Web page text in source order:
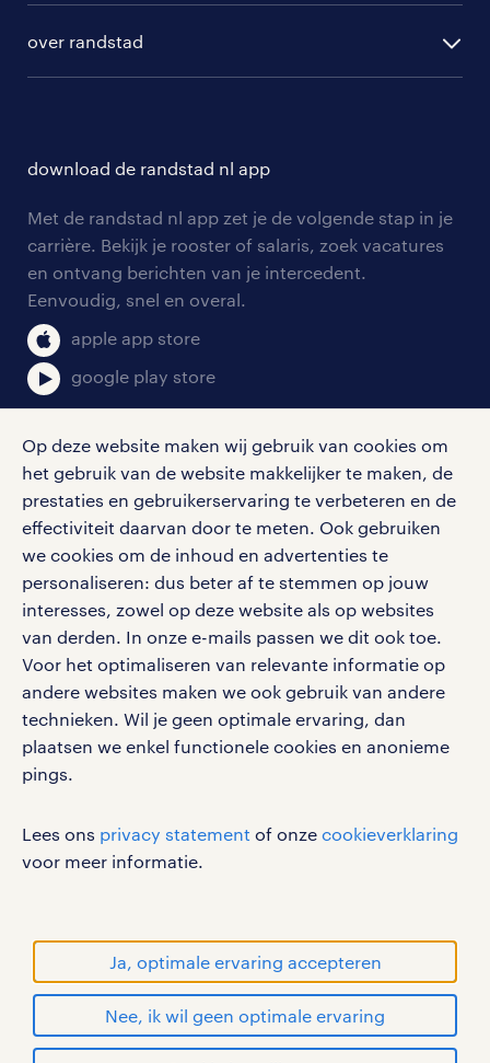
Op deze website maken wij gebruik van cookies om
het gebruik van de website makkelijker te maken, de
prestaties en gebruikerservaring te verbeteren en de
effectiviteit daarvan door te meten. Ook gebruiken
we cookies om de inhoud en advertenties te
personaliseren: dus beter af te stemmen op jouw
interesses, zowel op deze website als op websites
van derden. In onze e-mails passen we dit ook toe.
Voor het optimaliseren van relevante informatie op
andere websites maken we ook gebruik van andere
technieken. Wil je geen optimale ervaring, dan
plaatsen we enkel functionele cookies en anonieme
pings.
Lees ons privacy statement of onze cookieverklaring
voor meer informatie.
Ja, optimale ervaring accepteren
Nee, ik wil geen optimale ervaring
randstad digital
hr-diensten
branches
tarieven
personeel gezocht
aanmelden nieuwsbrief
solliciteren
blogs en artikelen
salarischecker
bruto-netto calculator
over randstad
onze vestigingen
pers
klachten en misstanden
download de randstad nl app
Met de randstad nl app zet je de volgende stap in je
carrière. Bekijk je rooster of salaris, zoek vacatures
en ontvang berichten van je intercedent.
Eenvoudig, snel en overal.
apple app store
google play store
social media
Volg ons voor de leukste content omtrent
vacatures, solliciteren en inspiratie.
werken bij randstad
gebruikersvoorwaarden
privacystatement
cookies
handelsmerken van Randstad N.V.
© Randstad 2026